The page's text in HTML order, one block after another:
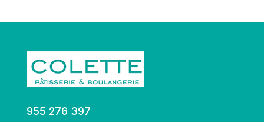
955 276 397